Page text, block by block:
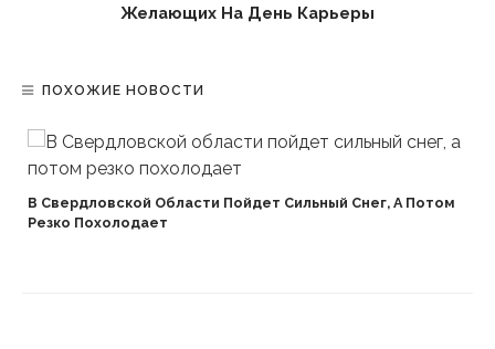
Желающих На День Карьеры
ПОХОЖИЕ НОВОСТИ
В Свердловской Области Пойдет Сильный Снег, А Потом
Резко Похолодает